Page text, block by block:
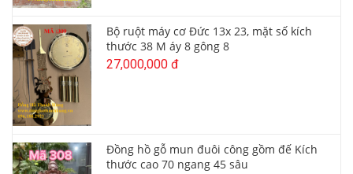
Bộ ruột máy cơ Đức 13x 23, mặt số kích
thước 38 M áy 8 gông 8
27,000,000 đ
Đồng hồ gỗ mun đuôi công gồm đế Kích
thước cao 70 ngang 45 sâu